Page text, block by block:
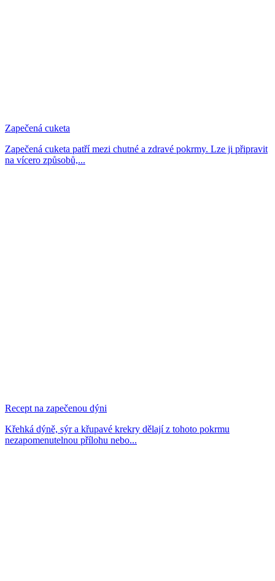
Zapečená cuketa
Zapečená cuketa patří mezi chutné a zdravé pokrmy. Lze ji připravit
na vícero způsobů,...
Recept na zapečenou dýni
Křehká dýně, sýr a křupavé krekry dělají z tohoto pokrmu
nezapomenutelnou přílohu nebo...